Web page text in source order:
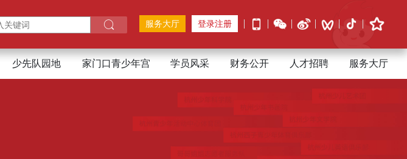
服务大厅 登录注册
少先队园地 家门口青少年宫 学员风采 财务公开 人才招聘 服务大厅